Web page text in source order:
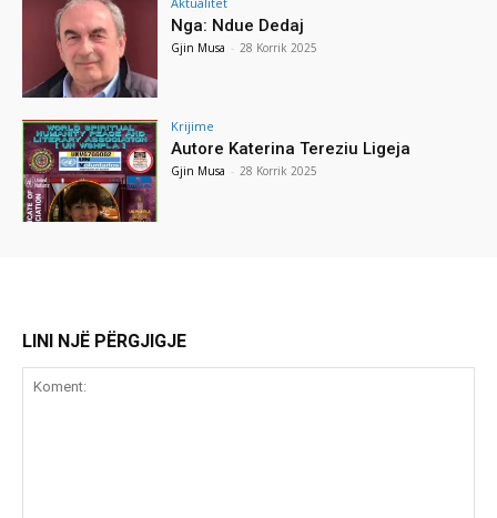
Nga: Ndue Dedaj
Gjin Musa - 28 Korrik 2025
Krijime
Autore Katerina Tereziu Ligeja
Gjin Musa - 28 Korrik 2025
LINI NJË PËRGJIGJE